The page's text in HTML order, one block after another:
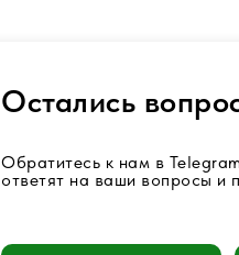
Обратитесь к нам в
ответят на ваши вопросы и
Остались